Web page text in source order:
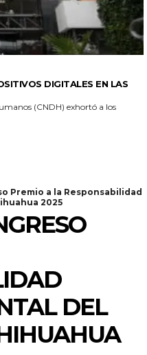
DIGITALES EN LAS
(CNDH) exhortó a los